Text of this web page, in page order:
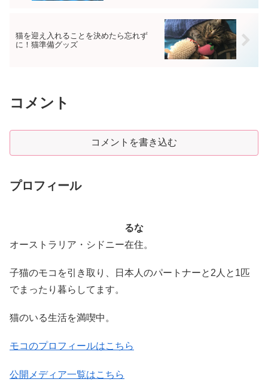
猫を迎え入れることを決めたら忘れず
に！猫準備グッズ
コメント
コメントを書き込む
プロフィール
るな
オーストラリア・シドニー在住。
子猫のモコを引き取り、日本人のパートナーと2人と1匹
でまったり暮らしてます。
猫のいる生活を満喫中。
モコのプロフィールはこちら
公開メディア一覧はこちら